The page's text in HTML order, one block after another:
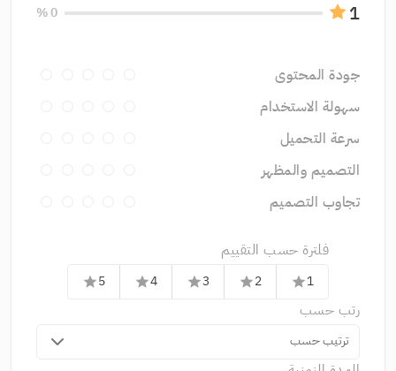
1
0 %
جودة المحتوى
سهولة الاستخدام
سرعة التحميل
التصميم والمظهر
تجاوب التصميم
فلترة حسب التقييم
1
star
2
star
3
star
4
star
5
star
رتب حسب
ترتيب حسب